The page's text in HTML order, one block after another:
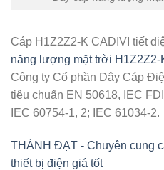
Cáp H1Z2Z2-K CADIVI tiết
năng lượng mặt trời H1Z2Z2-
Công ty Cổ phần Dây Cáp
tiêu chuẩn EN 50618, IEC
IEC 60754-1, 2; IEC 61034-2.
THÀNH ĐẠT - Chuyên cung
thiết bị điện giá tốt